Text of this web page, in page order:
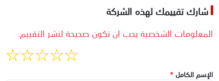
شارك تقييمك لهذه الشركة
المعلومات الشخصية يجب ان تكون صحيحة لنشر التقييم.
الإسم الكامل*